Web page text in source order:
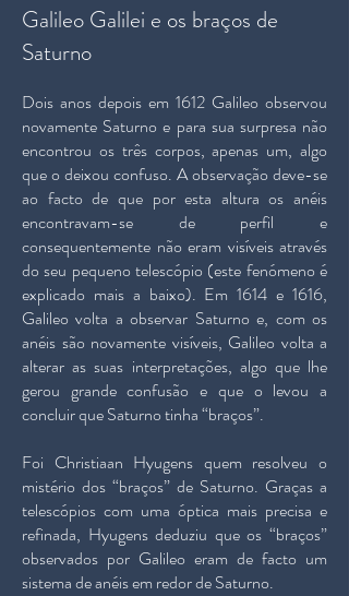
Galileo Galilei e os braços de
Saturno
Dois anos depois em 1612 Galileo observou
novamente Saturno e para sua surpresa não
encontrou os três corpos, apenas um, algo
que o deixou confuso. A observação deve-se
ao facto de que por esta altura os anéis
encontravam-se de perfil e
consequentemente não eram visíveis através
do seu pequeno telescópio (este fenómeno é
explicado mais a baixo). Em 1614 e 1616,
Galileo volta a observar Saturno e, com os
anéis são novamente visíveis, Galileo volta a
alterar as suas interpretações, algo que lhe
gerou grande confusão e que o levou a
concluir que Saturno tinha “braços”.
Foi Christiaan Hyugens quem resolveu o
mistério dos “braços” de Saturno. Graças a
telescópios com uma óptica mais precisa e
refinada, Hyugens deduziu que os “braços”
observados por Galileo eram de facto um
sistema de anéis em redor de Saturno.